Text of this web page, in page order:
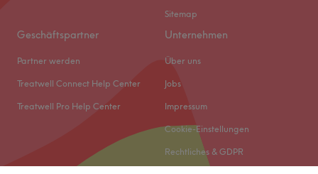
Sitemap
Geschäftspartner
Partner werden
Treatwell Connect Help Center
Treatwell Pro Help Center
Unternehmen
Über uns
Jobs
Impressum
Cookie-Einstellungen
Rechtliches & GDPR